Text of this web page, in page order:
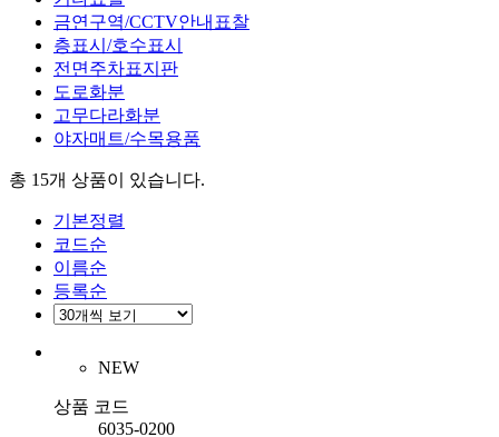
금연구역/CCTV안내표찰
층표시/호수표시
전면주차표지판
도로화분
고무다라화분
야자매트/수목용품
총 15개 상품이 있습니다.
기본정렬
코드순
이름순
등록순
NEW
상품 코드
6035-0200